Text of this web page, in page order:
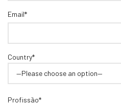
Email*
Country*
Profissão*